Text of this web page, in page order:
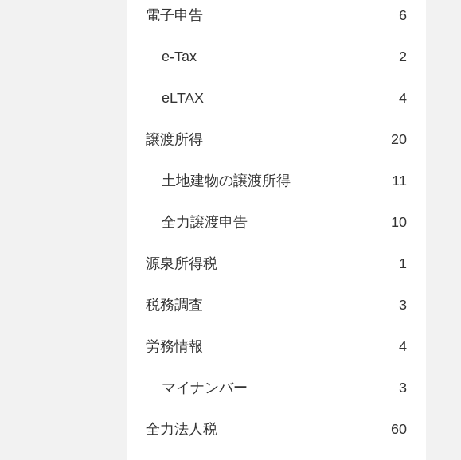
電子申告 6
e-Tax 2
eLTAX 4
譲渡所得 20
土地建物の譲渡所得 11
全力譲渡申告 10
源泉所得税 1
税務調査 3
労務情報 4
マイナンバー 3
全力法人税 60